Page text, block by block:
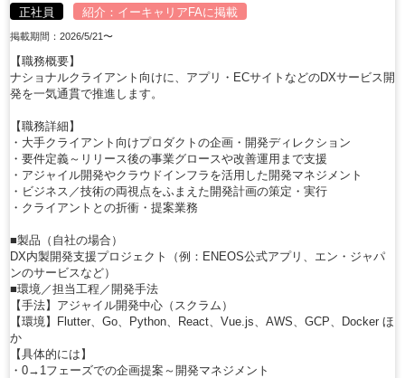
正社員 紹介： イーキャリアFAに掲載
掲載期間：2026/5/21〜
【職務概要】
ナショナルクライアント向けに、アプリ・ECサイトなどのDXサービス開
発を一気通貫で推進します。
【職務詳細】
・大手クライアント向けプロダクトの企画・開発ディレクション
・要件定義～リリース後の事業グロースや改善運用まで支援
・アジャイル開発やクラウドインフラを活用した開発マネジメント
・ビジネス／技術の両視点をふまえた開発計画の策定・実行
・クライアントとの折衝・提案業務
■製品（自社の場合）
DX内製開発支援プロジェクト（例：ENEOS公式アプリ、エン・ジャパ
ンのサービスなど）
■環境／担当工程／開発手法
【手法】アジャイル開発中心（スクラム）
【環境】Flutter、Go、Python、React、Vue.js、AWS、GCP、Docker ほ
か
【具体的には】
・0→1フェーズでの企画提案～開発マネジメント